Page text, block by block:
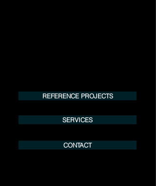
REFERENCE PROJECTS
SERVICES
CONTACT